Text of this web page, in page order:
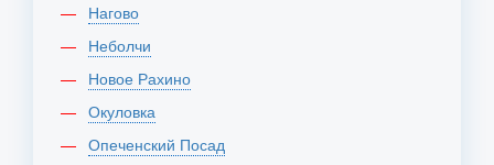
Нагово
Неболчи
Новое Рахино
Окуловка
Опеченский Посад